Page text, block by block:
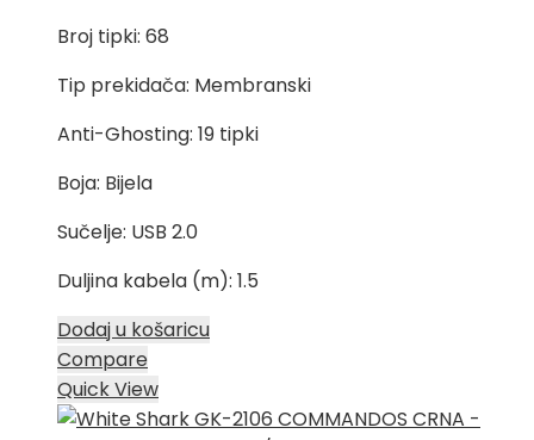
bila
je:
46,00 KM.
Broj tipki: 68
Tip prekidača: Membranski
Anti-Ghosting: 19 tipki
Boja: Bijela
Sučelje: USB 2.0
Duljina kabela (m): 1.5
Dodaj u košaricu
Compare
Quick View